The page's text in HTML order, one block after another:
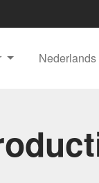
Nederlands